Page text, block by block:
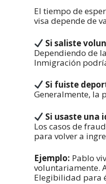
El tiempo de
visa depende de
Si saliste
Dependiendo de
Inmigración
Si fuiste
Generalmente, la
Si usaste una
Los casos de
para volver a
Ejemplo: Pablo
voluntariamente.
Elegibilidad para